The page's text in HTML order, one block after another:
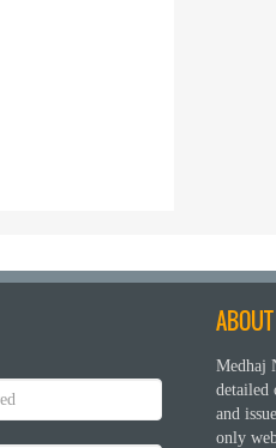
Medhaj
detailed
and
only